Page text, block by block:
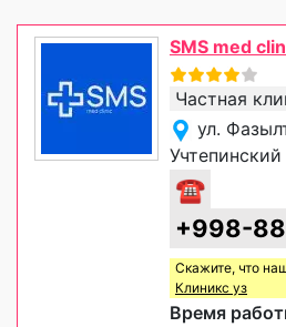
SMS med
Частная
ул.
☎
+998-
Скажите, что
Клиникс уз
Время